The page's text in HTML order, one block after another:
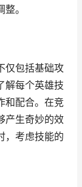
。
仅包括基础攻
解每个英雄技
和配合。在竞
产生奇妙的效
，考虑技能的